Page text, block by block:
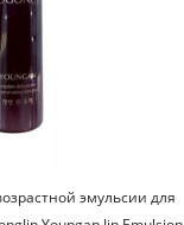
эмульсии для